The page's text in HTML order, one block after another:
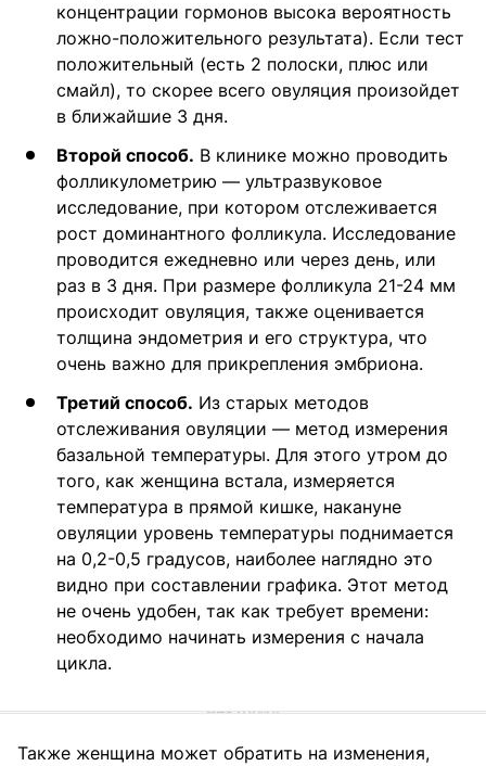
концентрации гормонов высока вероятность
ложно-положительного результата). Если тест
положительный (есть 2 полоски, плюс или
смайл), то скорее всего овуляция произойдет
в ближайшие 3 дня.
Второй способ. В клинике можно проводить
фолликулометрию — ультразвуковое
исследование, при котором отслеживается
рост доминантного фолликула. Исследование
проводится ежедневно или через день, или
раз в 3 дня. При размере фолликула 21-24 мм
происходит овуляция, также оценивается
толщина эндометрия и его структура, что
очень важно для прикрепления эмбриона.
Третий способ. Из старых методов
отслеживания овуляции — метод измерения
базальной температуры. Для этого утром до
того, как женщина встала, измеряется
температура в прямой кишке, накануне
овуляции уровень температуры поднимается
на 0,2-0,5 градусов, наиболее наглядно это
видно при составлении графика. Этот метод
не очень удобен, так как требует времени:
необходимо начинать измерения с начала
цикла.
Также женщина может обратить на изменения,